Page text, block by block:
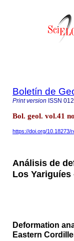
Boletín de
Print version ISSN
Bol. geol. vol.41
https://doi.org/10.18273/
Análisis de
Los
Deformation
Eastern